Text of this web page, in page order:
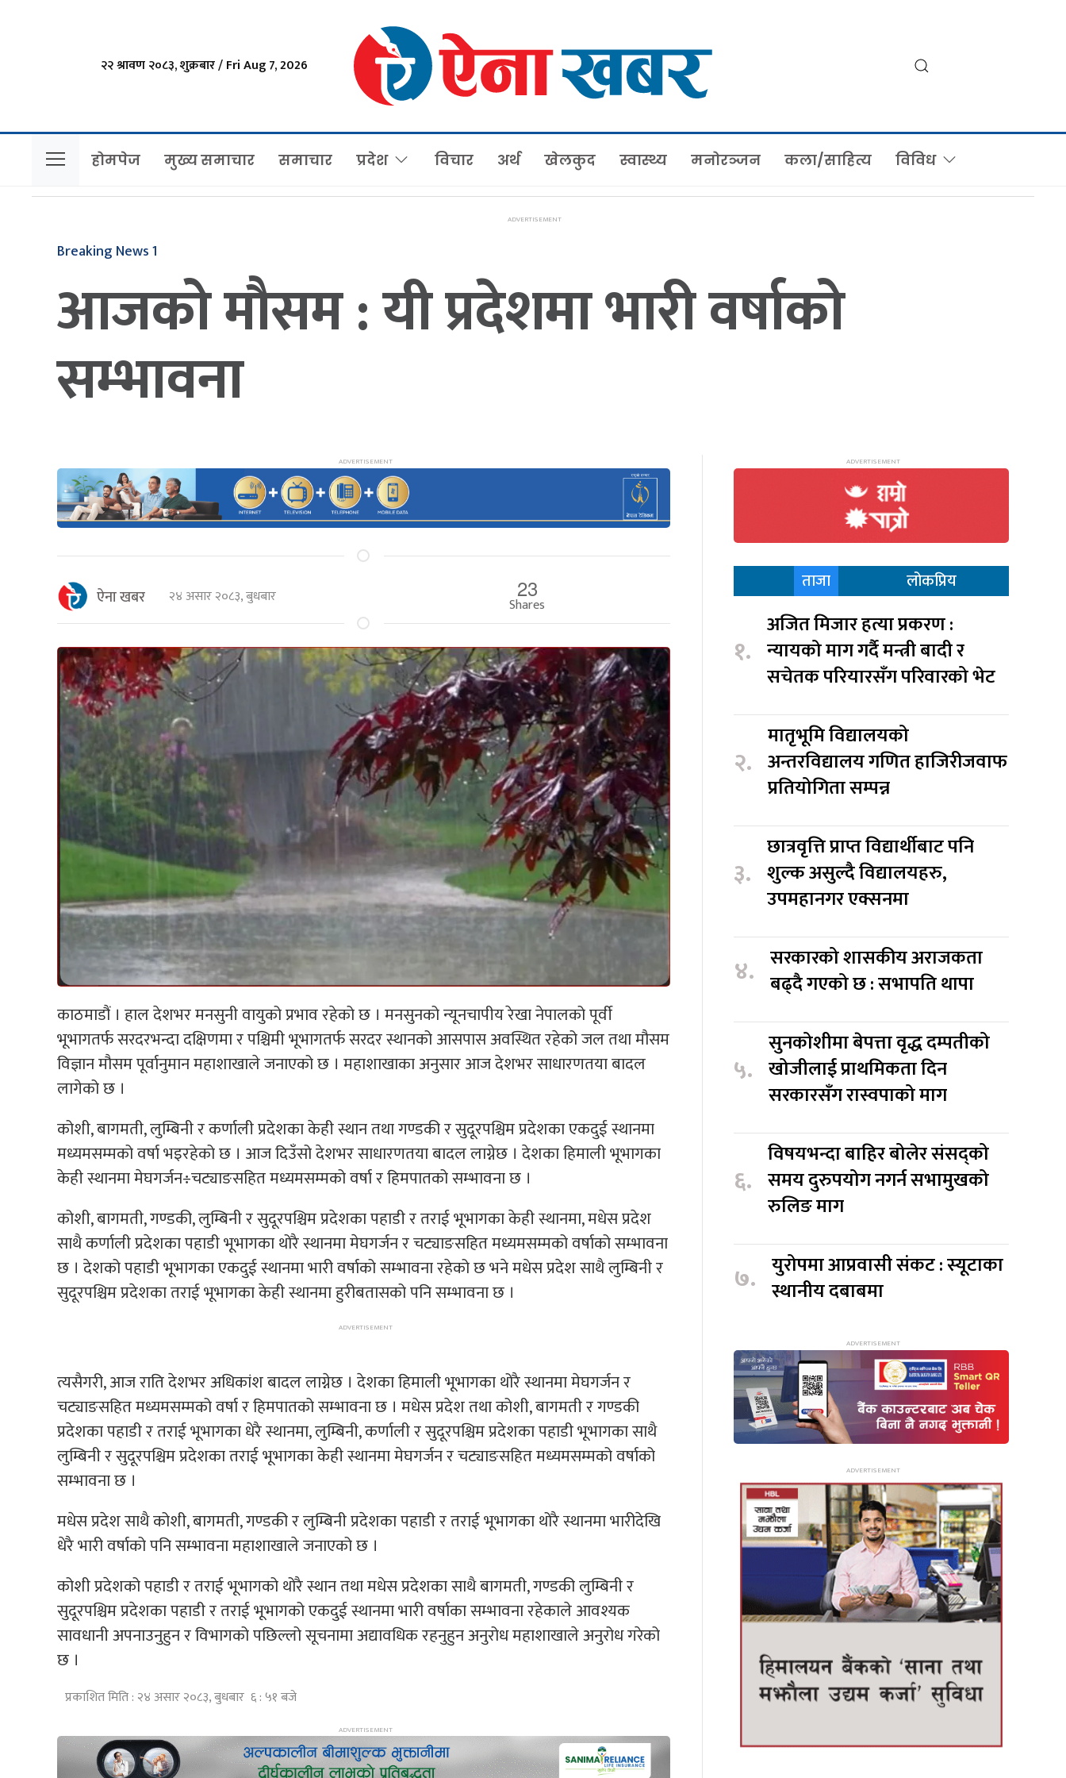
२२ श्रावण २०८३, शुक्रबार / Fri Aug 7, 2026
होमपेज मुख्य समाचार समाचार प्रदेश विचार अर्थ खेलकुद स्वास्थ्य मनोरञ्जन कला/साहित्य विविध
Breaking News 1
आजको मौसम : यी प्रदेशमा भारी वर्षाको
सम्भावना
ऐना खबर २४ असार २०८३, बुधबार 23
Shares
काठमाडौं । हाल देशभर मनसुनी वायुको प्रभाव रहेको छ । मनसुनको न्यूनचापीय रेखा नेपालको पूर्वी
भूभागतर्फ सरदरभन्दा दक्षिणमा र पश्चिमी भूभागतर्फ सरदर स्थानको आसपास अवस्थित रहेको जल तथा मौसम
विज्ञान मौसम पूर्वानुमान महाशाखाले जनाएको छ । महाशाखाका अनुसार आज देशभर साधारणतया बादल
लागेको छ ।
कोशी, बागमती, लुम्बिनी र कर्णाली प्रदेशका केही स्थान तथा गण्डकी र सुदूरपश्चिम प्रदेशका एकदुई स्थानमा
मध्यमसम्मको वर्षा भइरहेको छ । आज दिउँसो देशभर साधारणतया बादल लाग्नेछ । देशका हिमाली भूभागका
केही स्थानमा मेघगर्जन÷चट्याङसहित मध्यमसम्मको वर्षा र हिमपातको सम्भावना छ ।
कोशी, बागमती, गण्डकी, लुम्बिनी र सुदूरपश्चिम प्रदेशका पहाडी र तराई भूभागका केही स्थानमा, मधेस प्रदेश
साथै कर्णाली प्रदेशका पहाडी भूभागका थोरै स्थानमा मेघगर्जन र चट्याङसहित मध्यमसम्मको वर्षाको सम्भावना
छ । देशको पहाडी भूभागका एकदुई स्थानमा भारी वर्षाको सम्भावना रहेको छ भने मधेस प्रदेश साथै लुम्बिनी र
सुदूरपश्चिम प्रदेशका तराई भूभागका केही स्थानमा हुरीबतासको पनि सम्भावना छ ।
त्यसैगरी, आज राति देशभर अधिकांश बादल लाग्नेछ । देशका हिमाली भूभागका थोरै स्थानमा मेघगर्जन र
चट्याङसहित मध्यमसम्मको वर्षा र हिमपातको सम्भावना छ । मधेस प्रदेश तथा कोशी, बागमती र गण्डकी
प्रदेशका पहाडी र तराई भूभागका धेरै स्थानमा, लुम्बिनी, कर्णाली र सुदूरपश्चिम प्रदेशका पहाडी भूभागका साथै
लुम्बिनी र सुदूरपश्चिम प्रदेशका तराई भूभागका केही स्थानमा मेघगर्जन र चट्याङसहित मध्यमसम्मको वर्षाको
सम्भावना छ ।
मधेस प्रदेश साथै कोशी, बागमती, गण्डकी र लुम्बिनी प्रदेशका पहाडी र तराई भूभागका थोरै स्थानमा भारीदेखि
धेरै भारी वर्षाको पनि सम्भावना महाशाखाले जनाएको छ ।
कोशी प्रदेशको पहाडी र तराई भूभागको थोरै स्थान तथा मधेस प्रदेशका साथै बागमती, गण्डकी लुम्बिनी र
सुदूरपश्चिम प्रदेशका पहाडी र तराई भूभागको एकदुई स्थानमा भारी वर्षाका सम्भावना रहेकाले आवश्यक
सावधानी अपनाउनुहुन र विभागको पछिल्लो सूचनामा अद्यावधिक रहनुहुन अनुरोध महाशाखाले अनुरोध गरेको
छ ।
प्रकाशित मिति : २४ असार २०८३, बुधबार ६ : ५१ बजे
ताजा लोकप्रिय
१.
अजित मिजार हत्या प्रकरण :
न्यायको माग गर्दै मन्त्री बादी र
सचेतक परियारसँग परिवारको भेट
२.
मातृभूमि विद्यालयको
अन्तरविद्यालय गणित हाजिरीजवाफ
प्रतियोगिता सम्पन्न
३.
छात्रवृत्ति प्राप्त विद्यार्थीबाट पनि
शुल्क असुल्दै विद्यालयहरु,
उपमहानगर एक्सनमा
४. सरकारको शासकीय अराजकता
बढ्दै गएको छ : सभापति थापा
५.
सुनकोशीमा बेपत्ता वृद्ध दम्पतीको
खोजीलाई प्राथमिकता दिन
सरकारसँग रास्वपाको माग
६.
विषयभन्दा बाहिर बोलेर संसद्को
समय दुरुपयोग नगर्न सभामुखको
रुलिङ माग
७. युरोपमा आप्रवासी संकट : स्यूटाका
स्थानीय दबाबमा